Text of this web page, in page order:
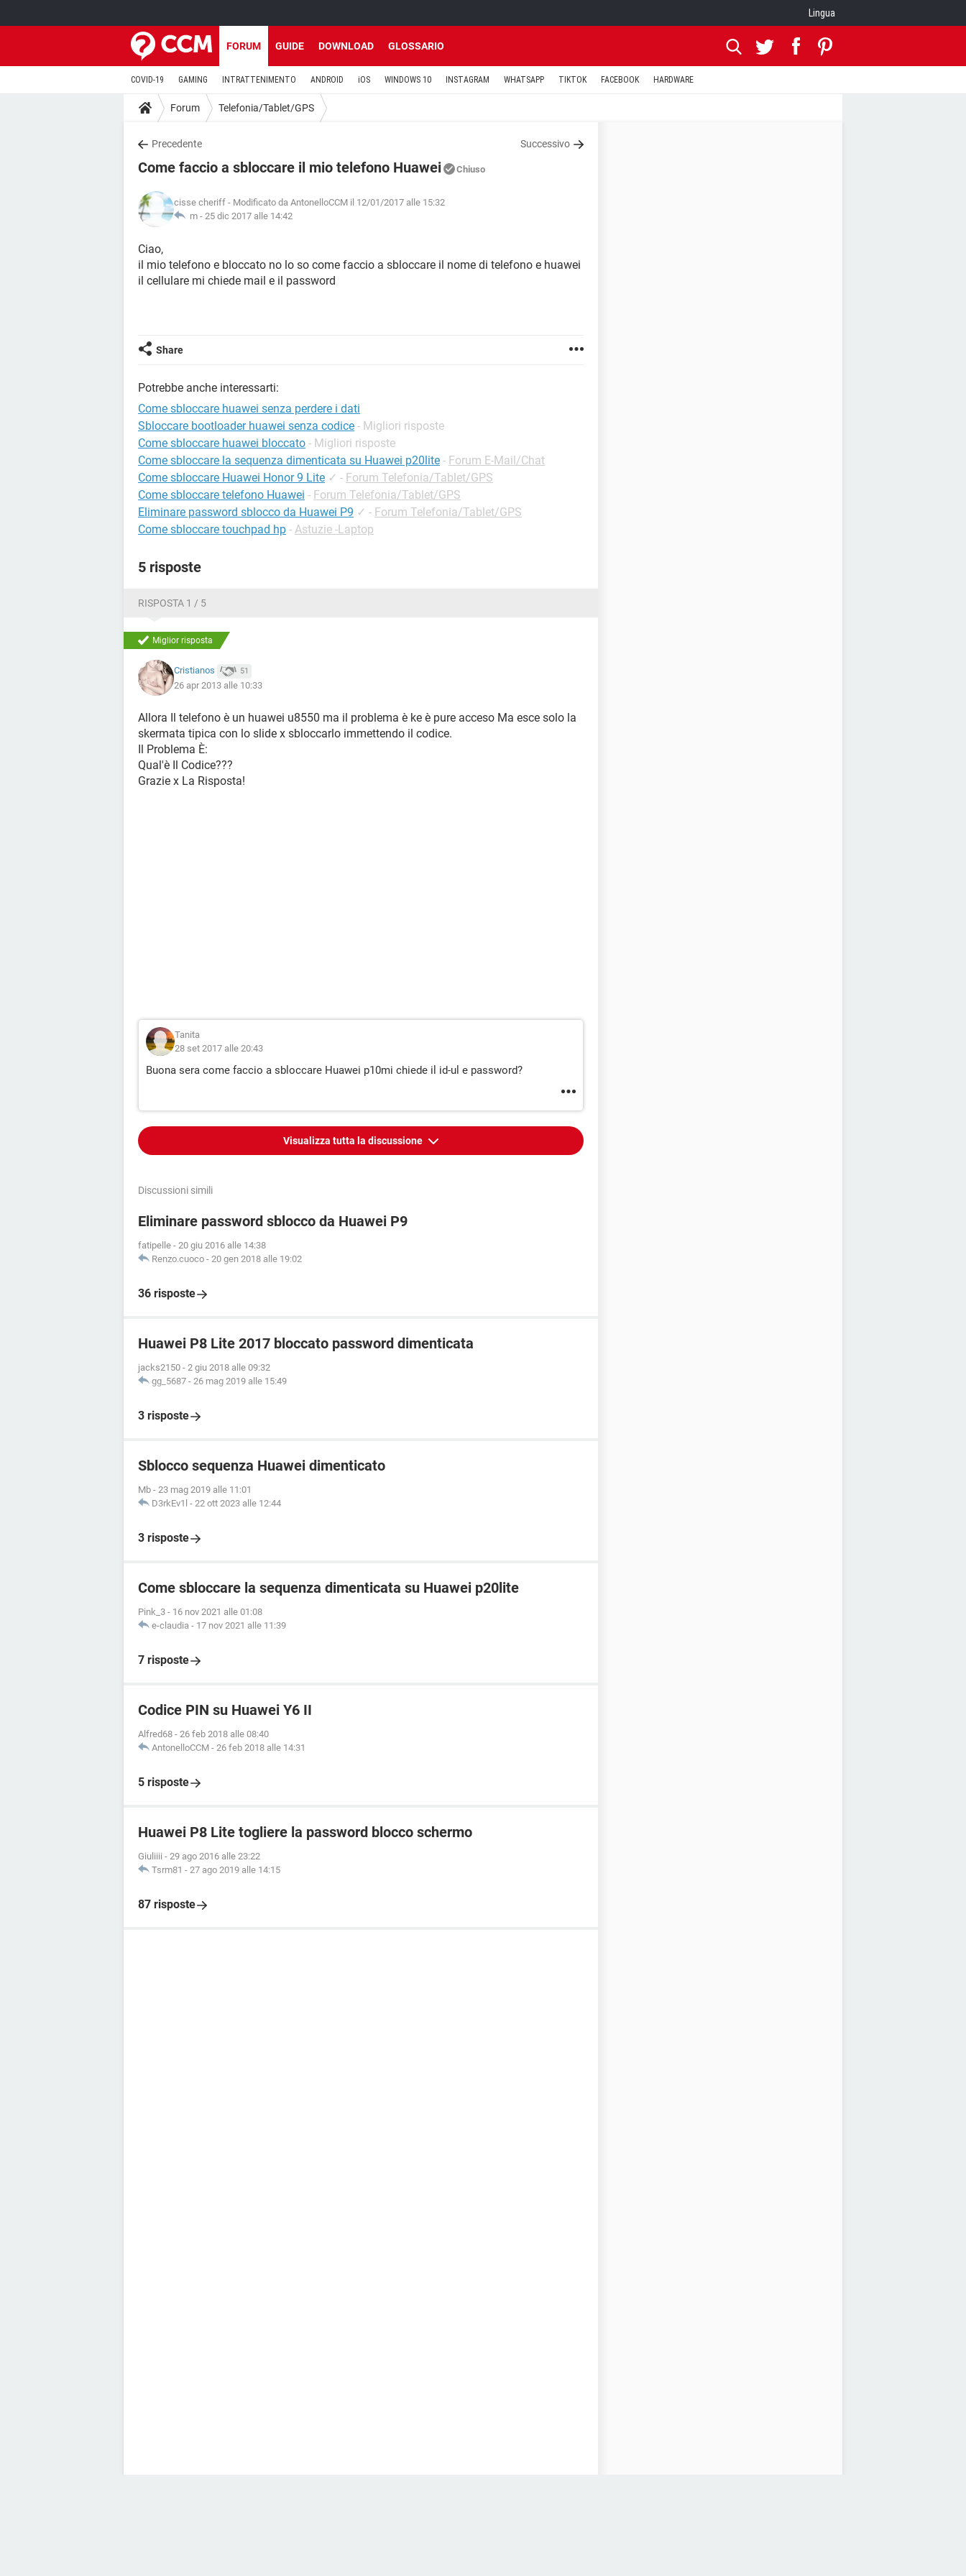
Lingua
FORUM GUIDE DOWNLOAD GLOSSARIO
COVID-19 GAMING INTRATTENIMENTO ANDROID iOS WINDOWS 10 INSTAGRAM WHATSAPP TIKTOK FACEBOOK HARDWARE
Forum Telefonia/Tablet/GPS
Precedente Successivo
Come faccio a sbloccare il mio telefono Huawei Chiuso
cisse cheriff - Modificato da AntonelloCCM il 12/01/2017 alle 15:32
m - 25 dic 2017 alle 14:42
Ciao,
il mio telefono e bloccato no lo so come faccio a sbloccare il nome di telefono e huawei
il cellulare mi chiede mail e il password
Share
Potrebbe anche interessarti:
Come sbloccare huawei senza perdere i dati
Sbloccare bootloader huawei senza codice - Migliori risposte
Come sbloccare huawei bloccato - Migliori risposte
Come sbloccare la sequenza dimenticata su Huawei p20lite - Forum E-Mail/Chat
Come sbloccare Huawei Honor 9 Lite ✓ - Forum Telefonia/Tablet/GPS
Come sbloccare telefono Huawei - Forum Telefonia/Tablet/GPS
Eliminare password sblocco da Huawei P9 ✓ - Forum Telefonia/Tablet/GPS
Come sbloccare touchpad hp - Astuzie -Laptop
5 risposte
RISPOSTA 1 / 5
Miglior risposta
Cristianos 51
26 apr 2013 alle 10:33
Allora Il telefono è un huawei u8550 ma il problema è ke è pure acceso Ma esce solo la
skermata tipica con lo slide x sbloccarlo immettendo il codice.
Il Problema È:
Qual'è Il Codice???
Grazie x La Risposta!
Tanita
28 set 2017 alle 20:43
Buona sera come faccio a sbloccare Huawei p10mi chiede il id-ul e password?
Visualizza tutta la discussione
Discussioni simili
Eliminare password sblocco da Huawei P9
fatipelle - 20 giu 2016 alle 14:38
Renzo.cuoco - 20 gen 2018 alle 19:02
36 risposte
Huawei P8 Lite 2017 bloccato password dimenticata
jacks2150 - 2 giu 2018 alle 09:32
gg_5687 - 26 mag 2019 alle 15:49
3 risposte
Sblocco sequenza Huawei dimenticato
Mb - 23 mag 2019 alle 11:01
D3rkEv1l - 22 ott 2023 alle 12:44
3 risposte
Come sbloccare la sequenza dimenticata su Huawei p20lite
Pink_3 - 16 nov 2021 alle 01:08
e-claudia - 17 nov 2021 alle 11:39
7 risposte
Codice PIN su Huawei Y6 II
Alfred68 - 26 feb 2018 alle 08:40
AntonelloCCM - 26 feb 2018 alle 14:31
5 risposte
Huawei P8 Lite togliere la password blocco schermo
Giuliiii - 29 ago 2016 alle 23:22
Tsrm81 - 27 ago 2019 alle 14:15
87 risposte